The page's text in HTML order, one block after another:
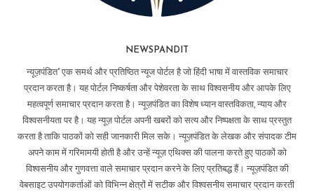
NEWSPANDIT
न्यूज़पंडित" एक समर्थ और प्रतिष्ठित न्यूज पोर्टल है जो हिंदी भाषा में वास्तविक समाचार
प्रदान करता है। यह पोर्टल निष्कर्षता और पेशेवरता के साथ विश्वसनीय और आपके लिए
महत्वपूर्ण समाचार प्रदान करता है। न्यूज़पंडित का विशेष ध्यान वास्तविकता, न्याय और
विश्वसनीयता पर है। यह न्यूज़ पोर्टल अपनी खबरों को सत्य और निष्पक्षता के साथ प्रस्तुत
करता है ताकि पाठकों को सही जानकारी मिल सके। न्यूज़पंडित के लेखक और संपादक टीम
अपने काम में गरिमामयी होती है और उन्हें न्यूज़ एथिक्स की पालना करते हुए पाठकों को
विश्वसनीय और गुणवत्ता वाले समाचार प्रदान करने के लिए प्रतिबद्ध हैं। न्यूज़पंडित की
वेबसाइट उपयोगकर्ताओं को विभिन्न क्षेत्रों में सटीक और विश्वसनीय समाचार प्रदान करती